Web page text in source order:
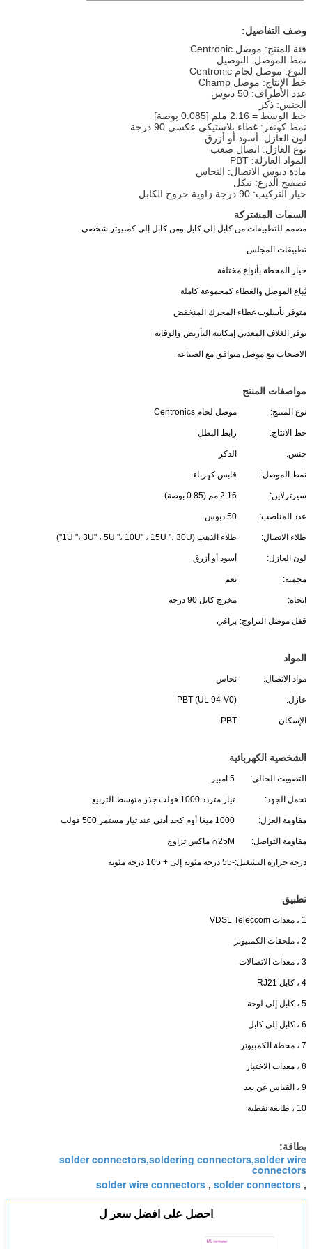
وصف التفاصيل:
فئة المنتج: موصل Centronic
نمط الموصل: التوصيل
النوع: موصل لحام Centronic
خط الإنتاج: موصل Champ
عدد الأطراف: 50 دبوس
الجنس: ذكر
خط الوسط = 2.16 ملم [0.085 بوصة]
نمط كونفر: غطاء بلاستيكي عكسي 90 درجة
لون العازل: أسود أو أزرق
نوع العازل: اتصال صعب
المواد العازلة: PBT
مادة دبوس الاتصال: النحاس
تصفيح الدرع: نيكل
خيار التركيب: 90 درجة زاوية خروج الكابل
السمات المشتركة
مصمم للتطبيقات من كابل إلى كابل ومن كابل إلى كمبيوتر شخصي
تطبيقات المجلس
خيار المحطة بأنواع مختلفة
يُباع الموصل والغطاء كمجموعة كاملة
متوفر بأسلوب غطاء المحرك المنخفض
يوفر الغلاف المعدني إمكانية التأريض والوقاية
الاصحاب مع موصل متوافق مع الصناعة
مواصفات المنتج
نوع المنتج: موصل لحام Centronics
خط الانتاج: رابط البطل
جنس: الذكر
نمط الموصل: قابس كهرباء
سيرترلاين: 2.16 مم (0.85 بوصة)
عدد المناصب: 50 دبوس
طلاء الاتصال: طلاء الذهب (1U "، 3U" ، 5U "، 10U" ، 15U "، 30U")
لون العازل: أسود أو أزرق
محمية: نعم
اتجاه: مخرج كابل 90 درجة
قفل موصل التزاوج: براغي
المواد
مواد الاتصال: نحاس
عازل: PBT (UL 94-V0)
الإسكان PBT
الشخصية الكهربائية
التصويت الحالي: 5 امبير
تحمل الجهد: تيار متردد 1000 فولت جذر متوسط ​​التربيع
مقاومة العزل: 1000 ميغا أوم كحد أدنى عند تيار مستمر 500 فولت
مقاومة التواصل: 25M∩ ماكس تزاوج
درجة حرارة التشغيل:-55 درجة مئوية إلى + 105 درجة مئوية
تطبيق
1 ، معدات VDSL Teleccom
2 ، ملحقات الكمبيوتر
3 ، معدات الاتصالات
4 ، كابل RJ21
5 ، كابل إلى لوحة
6 ، كابل إلى كابل
7 ، محطة الكمبيوتر
8 ، معدات الاختبار
9 ، القياس عن بعد
10 ، طابعة نقطية
بطاقة:
solder connectors,soldering connectors,solder wire
connectors
,
solder connectors
,
solder wire connectors
احصل على افضل سعر ل